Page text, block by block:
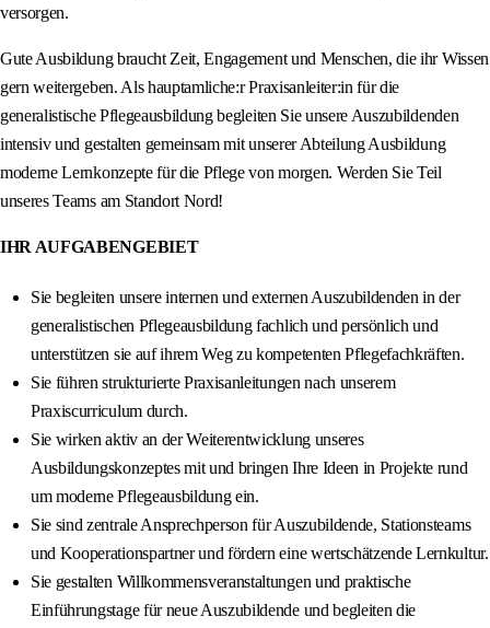
versorgen.
Gute Ausbildung braucht Zeit, Engagement und Menschen, die ihr Wissen
gern weitergeben. Als hauptamliche:r Praxisanleiter:in für die
generalistische Pflegeausbildung begleiten Sie unsere Auszubildenden
intensiv und gestalten gemeinsam mit unserer Abteilung Ausbildung
moderne Lernkonzepte für die Pflege von morgen. Werden Sie Teil
unseres Teams am Standort Nord!
IHR AUFGABENGEBIET
Sie begleiten unsere internen und externen Auszubildenden in der
generalistischen Pflegeausbildung fachlich und persönlich und
unterstützen sie auf ihrem Weg zu kompetenten Pflegefachkräften.
Sie führen strukturierte Praxisanleitungen nach unserem
Praxiscurriculum durch.
Sie wirken aktiv an der Weiterentwicklung unseres
Ausbildungskonzeptes mit und bringen Ihre Ideen in Projekte rund
um moderne Pflegeausbildung ein.
Sie sind zentrale Ansprechperson für Auszubildende, Stationsteams
und Kooperationspartner und fördern eine wertschätzende Lernkultur.
Sie gestalten Willkommensveranstaltungen und praktische
Einführungstage für neue Auszubildende und begleiten die